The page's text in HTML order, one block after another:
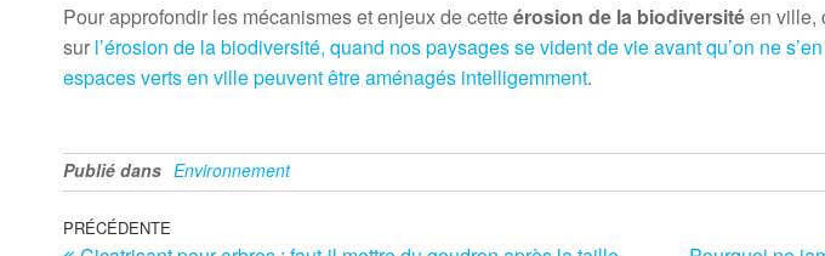
Pour approfondir les mécanismes et enjeux de cetteérosion de la biodiversitéen ville,
sur l’érosion de la biodiversité, quand nos paysages se vident de vie avant qu’on ne
espaces verts en ville peuvent être aménagés intelligemment.
Publié dans Environnement
Navigation
Article
PRÉCÉDENTE